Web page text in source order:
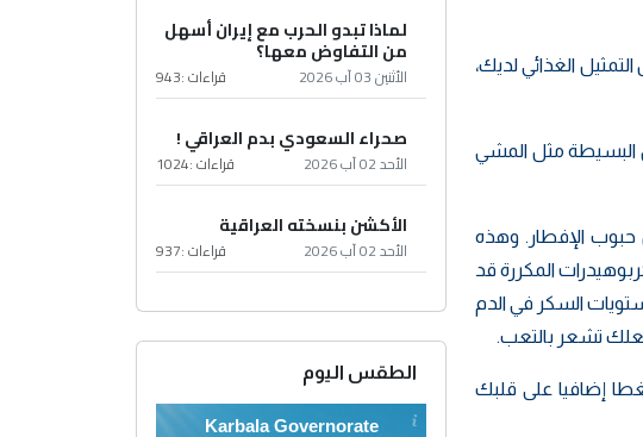
إلى إبطاء معدل التمثيل الغذائي لديك،
البسيطة مثل المشي
حبوب الإفطار. وهذه
المكررة قد
السكر في الدم
تشعر بالتعب.
إضافيا على قلبك
لماذا تبدو الحرب مع إيران أسهل
من التفاوض معها؟
الأثنين 03 آب 2026 قراءات :943
صحراء السعودي بدم العراقي !
الأحد 02 آب 2026 قراءات :1024
الأكشن بنسخته العراقية
الأحد 02 آب 2026 قراءات :937
الطقس اليوم
Karbala Governorate